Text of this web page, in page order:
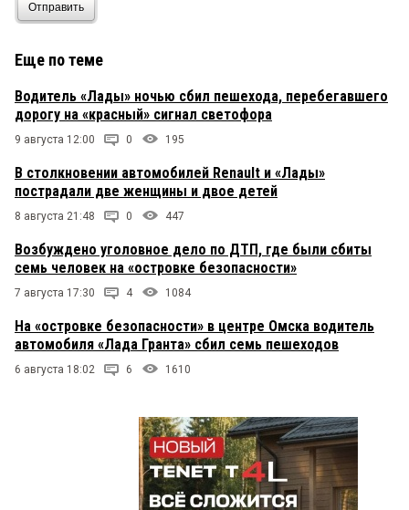
Отправить
Еще по теме
Водитель «Лады» ночью сбил пешехода, перебегавшего
дорогу на «красный» сигнал светофора
9 августа 12:00 0 195
В столкновении автомобилей Renault и «Лады»
пострадали две женщины и двое детей
8 августа 21:48 0 447
Возбуждено уголовное дело по ДТП, где были сбиты
семь человек на «островке безопасности»
7 августа 17:30 4 1084
На «островке безопасности» в центре Омска водитель
автомобиля «Лада Гранта» сбил семь пешеходов
6 августа 18:02 6 1610